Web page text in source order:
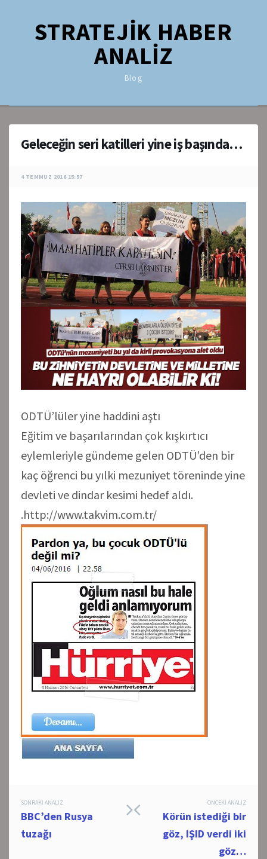
STRATEJİK HABER
ANALİZ
Blog
Geleceğin seri katilleri yine iş başında…
4 TEMMUZ 2016 15:57
ODTÜ’lüler yine haddini aştı
Eğitim ve başarılarından çok kışkırtıcı
eylemleriyle gündeme gelen ODTÜ’den bir
kaç öğrenci bu yılki mezuniyet töreninde yine
devleti ve dindar kesimi hedef aldı.
.http://www.takvim.com.tr/
Post
navigation
ÖNCEKI ANALIZ
Körün istediği bir
göz, IŞID verdi iki
göz…
SONRAKI ANALIZ
BBC’den Rusya
tuzağı